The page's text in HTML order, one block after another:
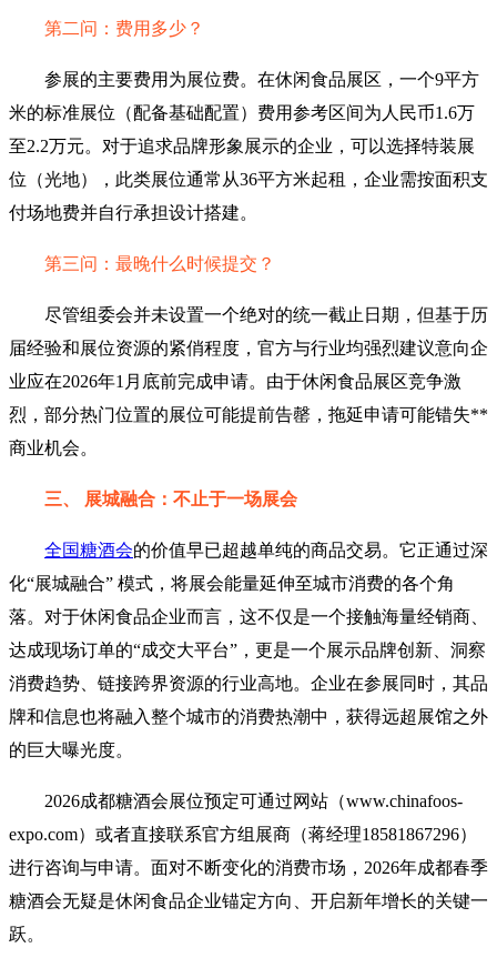
第二问：费用多少？
参展的主要费用为展位费。在休闲食品展区，一个9平方
米的标准展位（配备基础配置）费用参考区间为人民币1.6万
至2.2万元。对于追求品牌形象展示的企业，可以选择特装展
位（光地），此类展位通常从36平方米起租，企业需按面积支
付场地费并自行承担设计搭建。
第三问：最晚什么时候提交？
尽管组委会并未设置一个绝对的统一截止日期，但基于历
届经验和展位资源的紧俏程度，官方与行业均强烈建议意向企
业应在2026年1月底前完成申请。由于休闲食品展区竞争激
烈，部分热门位置的展位可能提前告罄，拖延申请可能错失**
商业机会。
三、 展城融合：不止于一场展会
全国糖酒会的价值早已超越单纯的商品交易。它正通过深
化“展城融合” 模式，将展会能量延伸至城市消费的各个角
落。对于休闲食品企业而言，这不仅是一个接触海量经销商、
达成现场订单的“成交大平台”，更是一个展示品牌创新、洞察
消费趋势、链接跨界资源的行业高地。企业在参展同时，其品
牌和信息也将融入整个城市的消费热潮中，获得远超展馆之外
的巨大曝光度。
2026成都糖酒会展位预定可通过网站（www.chinafoos-
expo.com）或者直接联系官方组展商（蒋经理18581867296）
进行咨询与申请。面对不断变化的消费市场，2026年成都春季
糖酒会无疑是休闲食品企业锚定方向、开启新年增长的关键一
跃。